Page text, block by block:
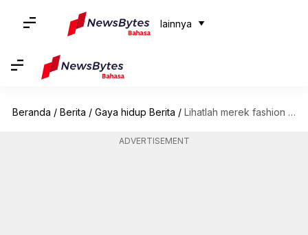
lainnya
Beranda / Berita / Gaya hidup Berita / Lihatlah merek fashion mewah terkemuka di dunia
ADVERTISEMENT